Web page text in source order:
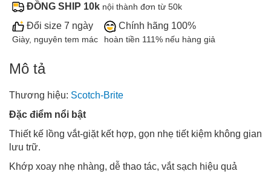
ĐỒNG SHIP 10k nội thành đơn từ 50k
Đổi size 7 ngày
Giày, nguyên tem mác
Chính hãng 100%
hoàn tiền 111% nếu hàng giả
Mô tả
Thương hiệu: Scotch-Brite
Đặc điểm nổi bật
Thiết kế lồng vắt-giặt kết hợp, gọn nhẹ tiết kiệm không gian
lưu trữ.
Khớp xoay nhẹ nhàng, dễ thao tác, vắt sạch hiệu quả